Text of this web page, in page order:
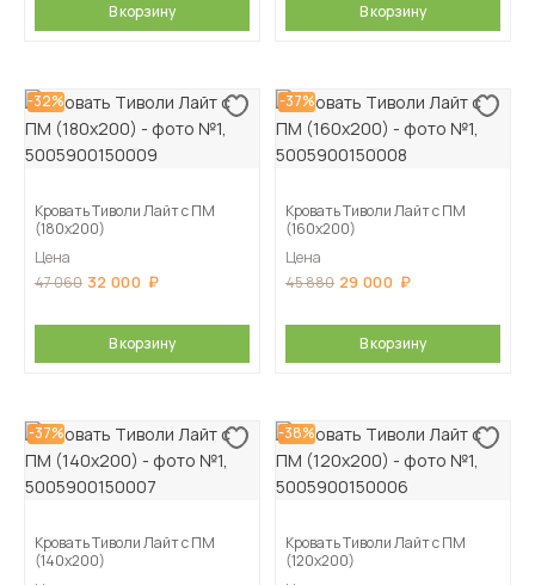
В корзину В корзину
-32%
Кровать Тиволи Лайт с ПМ
(180х200)
Цена
47 060 32 000
В корзину
-37%
Кровать Тиволи Лайт с ПМ
(160х200)
Цена
45 880 29 000
В корзину
-37%
Кровать Тиволи Лайт с ПМ
(140х200)
-38%
Кровать Тиволи Лайт с ПМ
(120х200)